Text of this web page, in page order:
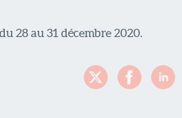
28 au 31 décembre 2020.